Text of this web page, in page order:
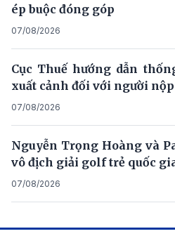
ép buộc đóng góp
07/08/2026
Cục Thuế hướng dẫn
xuất cảnh đối với người
07/08/2026
Nguyễn Trọng Hoàng và
vô địch giải golf trẻ quốc
07/08/2026